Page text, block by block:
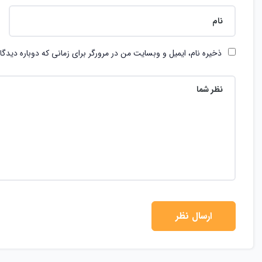
ذخیره نام، ایمیل و وبسایت من در مرورگر برای زمانی که دوباره